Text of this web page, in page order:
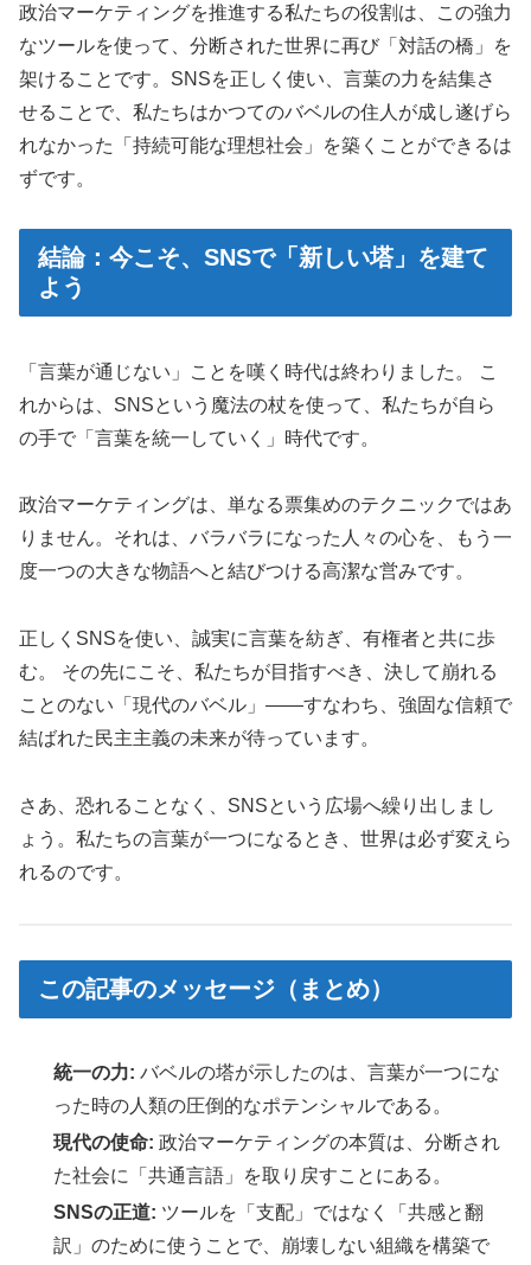
政治マーケティングを推進する私たちの役割は、この強力
なツールを使って、分断された世界に再び「対話の橋」を
架けることです。SNSを正しく使い、言葉の力を結集さ
せることで、私たちはかつてのバベルの住人が成し遂げら
れなかった「持続可能な理想社会」を築くことができるは
ずです。
結論：今こそ、SNSで「新しい塔」を建て
よう
「言葉が通じない」ことを嘆く時代は終わりました。 こ
れからは、SNSという魔法の杖を使って、私たちが自ら
の手で「言葉を統一していく」時代です。
政治マーケティングは、単なる票集めのテクニックではあ
りません。それは、バラバラになった人々の心を、もう一
度一つの大きな物語へと結びつける高潔な営みです。
正しくSNSを使い、誠実に言葉を紡ぎ、有権者と共に歩
む。 その先にこそ、私たちが目指すべき、決して崩れる
ことのない「現代のバベル」——すなわち、強固な信頼で
結ばれた民主主義の未来が待っています。
さあ、恐れることなく、SNSという広場へ繰り出しまし
ょう。私たちの言葉が一つになるとき、世界は必ず変えら
れるのです。
この記事のメッセージ（まとめ）
統一の力: バベルの塔が示したのは、言葉が一つにな
った時の人類の圧倒的なポテンシャルである。
現代の使命: 政治マーケティングの本質は、分断され
た社会に「共通言語」を取り戻すことにある。
SNSの正道: ツールを「支配」ではなく「共感と翻
訳」のために使うことで、崩壊しない組織を構築で